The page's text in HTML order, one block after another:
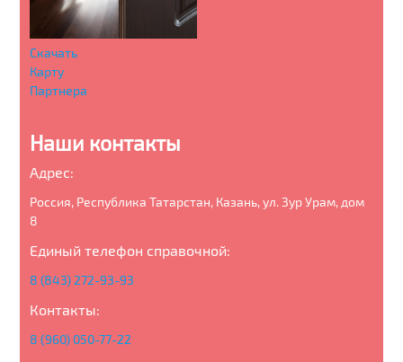
Скачать
Карту
Партнера
Наши контакты
Адрес:
Россия, Республика Татарстан, Казань, ул. Зур Урам, дом
8
Единый телефон справочной:
8 (843) 272-93-93
Контакты:
8 (960) 050-77-22